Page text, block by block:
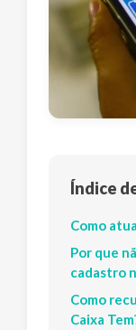
Índice
Como
Por que
cadastro
Como
Caixa